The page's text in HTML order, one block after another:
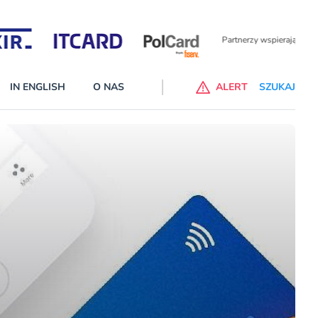
Partnerzy wspierający
– Standard i Plus – z usługi będzie można korzsytać za
IN ENGLISH O NAS ALERT SZUKAJ